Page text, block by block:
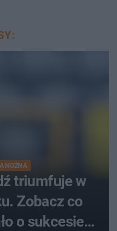
NOŻNA
triumfuje w
Zobacz co
o sukcesie